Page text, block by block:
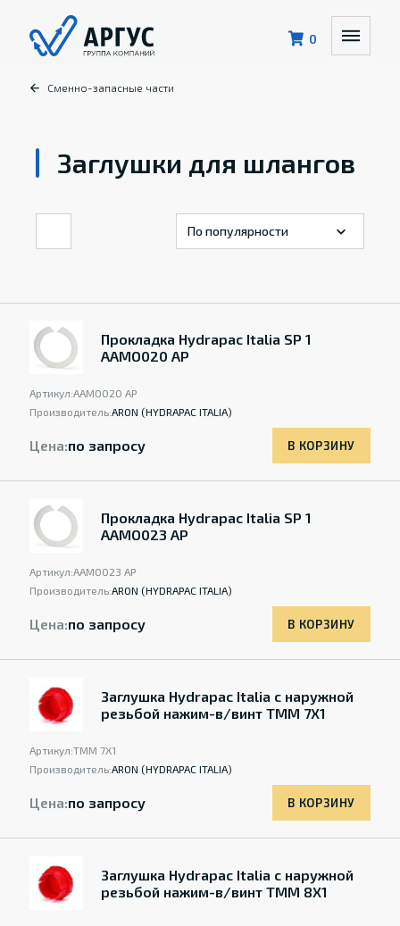
0
Сменно-запасные части
Заглушки для шлангов
Прокладка Hydrapac Italia SP 1
AAMO020 AP
Артикул:AAMO020 AP
Производитель:ARON (HYDRAPAC ITALIA)
Цена:по запросу В КОРЗИНУ
Прокладка Hydrapac Italia SP 1
AAMO023 AP
Артикул:AAMO023 AP
Производитель:ARON (HYDRAPAC ITALIA)
Цена:по запросу В КОРЗИНУ
Заглушка Hydrapac Italia с наружной
резьбой нажим-в/винт TMM 7X1
Артикул:TMM 7X1
Производитель:ARON (HYDRAPAC ITALIA)
Цена:по запросу В КОРЗИНУ
Заглушка Hydrapac Italia с наружной
резьбой нажим-в/винт TMM 8X1